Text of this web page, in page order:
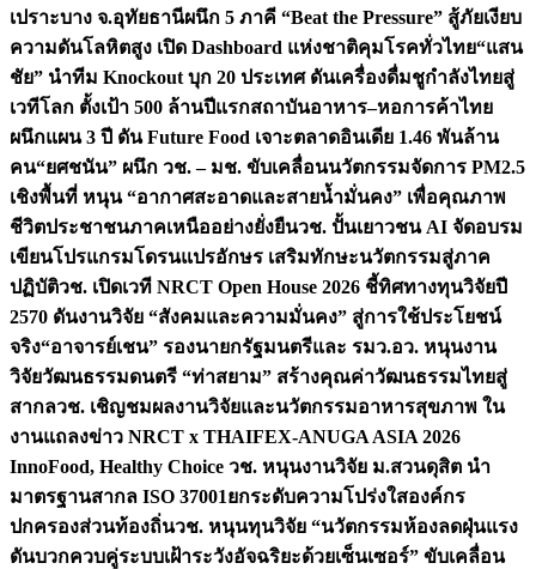
เปราะบาง จ.อุทัยธานีผนึก 5 ภาคี “Beat the Pressure” สู้ภัยเงียบ
ความดันโลหิตสูง เปิด Dashboard แห่งชาติคุมโรคทั่วไทย“แสน
ชัย” นำทีม Knockout บุก 20 ประเทศ ดันเครื่องดื่มชูกำลังไทยสู่
เวทีโลก ตั้งเป้า 500 ล้านปีแรกสถาบันอาหาร–หอการค้าไทย
ผนึกแผน 3 ปี ดัน Future Food เจาะตลาดอินเดีย 1.46 พันล้าน
คน“ยศชนัน” ผนึก วช. – มช. ขับเคลื่อนนวัตกรรมจัดการ PM2.5
เชิงพื้นที่ หนุน “อากาศสะอาดและสายน้ำมั่นคง” เพื่อคุณภาพ
ชีวิตประชาชนภาคเหนืออย่างยั่งยืนวช. ปั้นเยาวชน AI จัดอบรม
เขียนโปรแกรมโดรนแปรอักษร เสริมทักษะนวัตกรรมสู่ภาค
ปฏิบัติวช. เปิดเวที NRCT Open House 2026 ชี้ทิศทางทุนวิจัยปี
2570 ดันงานวิจัย “สังคมและความมั่นคง” สู่การใช้ประโยชน์
จริง“อาจารย์เชน” รองนายกรัฐมนตรีและ รมว.อว. หนุนงาน
วิจัยวัฒนธรรมดนตรี “ท่าสยาม” สร้างคุณค่าวัฒนธรรมไทยสู่
สากลวช. เชิญชมผลงานวิจัยและนวัตกรรมอาหารสุขภาพ ใน
งานแถลงข่าว NRCT x THAIFEX-ANUGA ASIA 2026
InnoFood, Healthy Choice วช. หนุนงานวิจัย ม.สวนดุสิต นำ
มาตรฐานสากล ISO 37001ยกระดับความโปร่งใสองค์กร
ปกครองส่วนท้องถิ่นวช. หนุนทุนวิจัย “นวัตกรรมห้องลดฝุ่นแรง
ดันบวกควบคู่ระบบเฝ้าระวังอัจฉริยะด้วยเซ็นเซอร์” ขับเคลื่อน